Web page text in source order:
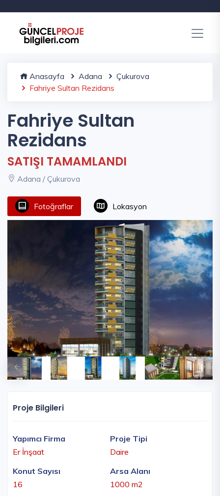
Anasayfa Adana
Çukurova
Fahriye Sultan Rezidans
Fahriye Sultan
Rezidans
SATIŞI TAMAMLANDI
Adana / Çukurova
Fotoğraflar Lokasyon
Proje Bilgileri
Yapımcı Firma
Er İnşaat
Proje Tipi
Daire
Konut Sayısı
16
Arsa Alanı
1000 m2